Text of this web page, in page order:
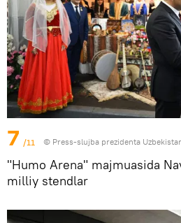
7 /11 © Press-slujba prezidenta
"Humo Arena" majmuasida
milliy stendlar